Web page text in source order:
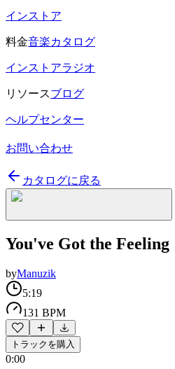
インストア
料金音楽カタログ
インストアラジオ
リソースブログ
ヘルプセンター
お問い合わせ
カタログに戻る
You've Got the Feeling
byManuzik
5:19
131 BPM
トラックを購入
0:00